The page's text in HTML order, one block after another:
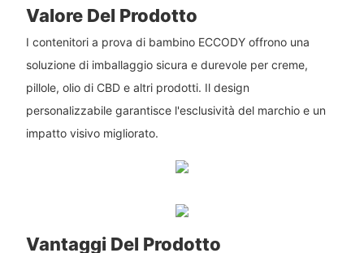
Valore Del Prodotto
I contenitori a prova di bambino ECCODY offrono una
soluzione di imballaggio sicura e durevole per creme,
pillole, olio di CBD e altri prodotti. Il design
personalizzabile garantisce l'esclusività del marchio e un
impatto visivo migliorato.
Vantaggi Del Prodotto